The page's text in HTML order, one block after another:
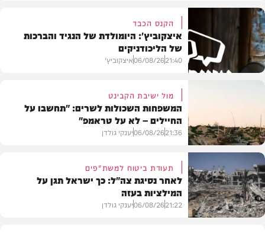
חדשות
הקנס הכבד
איצקוביץ': היומולדת של הנגיד והברכות
של הליכודניקים
21:40
06/08/26איצקוביץ'
צבא וביטחון
מול ישיבת הקבינט
המשפחות השכולות לשרים: "תחשבו על
החיילים – לא על טראמפ"
21:36
06/08/26יענקי גולדן
תעודת ביטוח למשת"פים
לאחר נסיגת צה"ל: כך ישראל תגן על
המילציות בעזה
21:22
06/08/26יענקי גולדן